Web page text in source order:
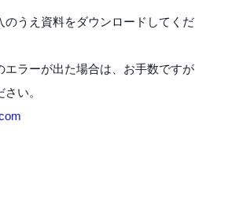
のうえ資料をダウンロードしてくだ
ラーが出た場合は、お手数ですが
い。